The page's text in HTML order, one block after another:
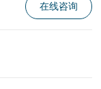
在线咨询